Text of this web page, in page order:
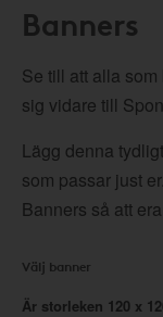
Banners
Se till att alla
sig vidare till
Lägg denna
som passar just
Banners så att
Välj banner
Är storleken 120 x